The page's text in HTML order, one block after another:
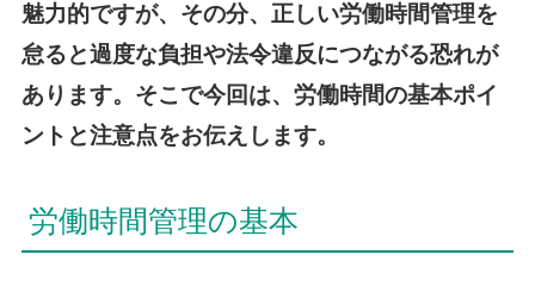
魅力的ですが、その分、正しい労働時間管理を
怠ると過度な負担や法令違反につながる恐れが
あります。そこで今回は、労働時間の基本ポイ
ントと注意点をお伝えします。
労働時間管理の基本